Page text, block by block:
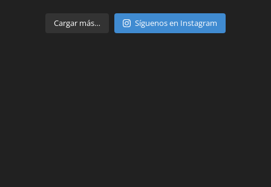
Parte de
Cargar más… Síguenos en Instagram